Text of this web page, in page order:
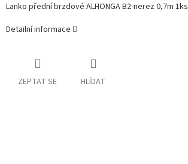
Lanko přední brzdové ALHONGA B2-nerez 0,7m 1ks
Detailní informace
ZEPTAT SE HLÍDAT